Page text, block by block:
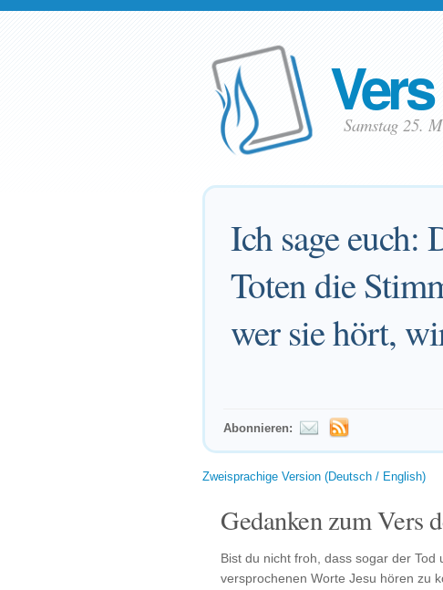
Samstag 25.
Ich sage euch:
Toten die
wer sie hört,
Abonnieren:
Zweisprachige Version (Deutsch / English)
Gedanken zum Vers
Bist du nicht froh, dass sogar der
versprochenen Worte Jesu hören zu